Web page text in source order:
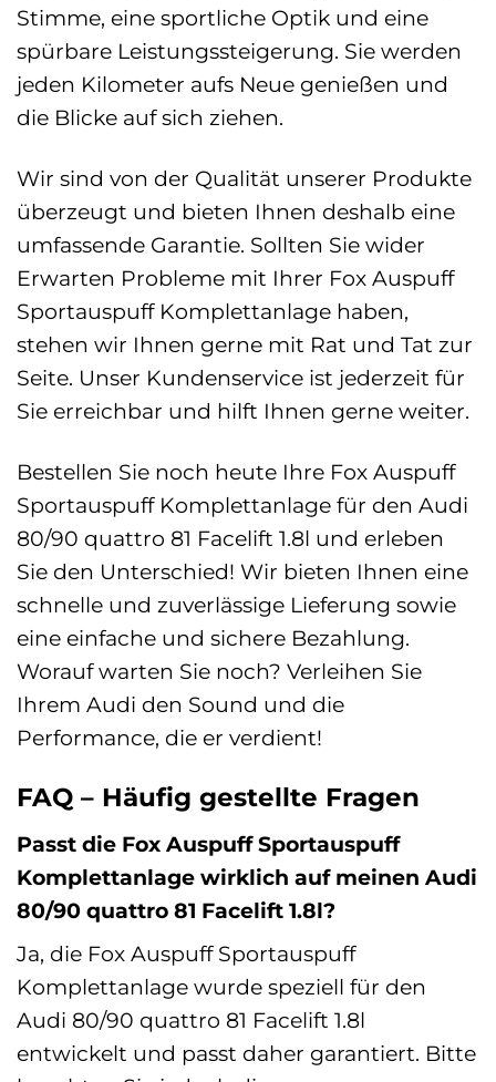
Stimme, eine sportliche Optik und eine
spürbare Leistungssteigerung. Sie werden
jeden Kilometer aufs Neue genießen und
die Blicke auf sich ziehen.
Wir sind von der Qualität unserer Produkte
überzeugt und bieten Ihnen deshalb eine
umfassende Garantie. Sollten Sie wider
Erwarten Probleme mit Ihrer Fox Auspuff
Sportauspuff Komplettanlage haben,
stehen wir Ihnen gerne mit Rat und Tat zur
Seite. Unser Kundenservice ist jederzeit für
Sie erreichbar und hilft Ihnen gerne weiter.
Bestellen Sie noch heute Ihre Fox Auspuff
Sportauspuff Komplettanlage für den Audi
80/90 quattro 81 Facelift 1.8l und erleben
Sie den Unterschied! Wir bieten Ihnen eine
schnelle und zuverlässige Lieferung sowie
eine einfache und sichere Bezahlung.
Worauf warten Sie noch? Verleihen Sie
Ihrem Audi den Sound und die
Performance, die er verdient!
FAQ – Häufig gestellte Fragen
Passt die Fox Auspuff Sportauspuff
Komplettanlage wirklich auf meinen Audi
80/90 quattro 81 Facelift 1.8l?
Ja, die Fox Auspuff Sportauspuff
Komplettanlage wurde speziell für den
Audi 80/90 quattro 81 Facelift 1.8l
entwickelt und passt daher garantiert. Bitte